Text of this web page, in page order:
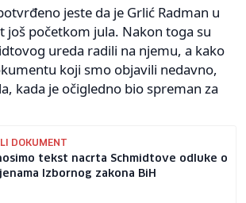
jeste da je Grlić Radman u
još početkom jula. Nakon toga su
ureda radili na njemu, a kako
koji smo objavili nedavno,
kada je očigledno bio spreman za
DOKUMENT
tekst nacrta Schmidtove odluke o
Izbornog zakona BiH